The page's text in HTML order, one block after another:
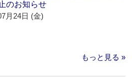
のお知らせ
月24日 (金)
もっと見る »